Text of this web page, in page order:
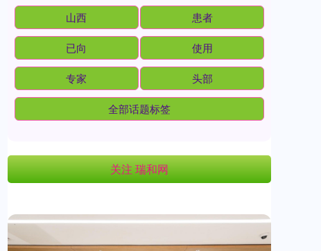
山西 患者
已向 使用
专家 头部
全部话题标签
关注 瑞和网